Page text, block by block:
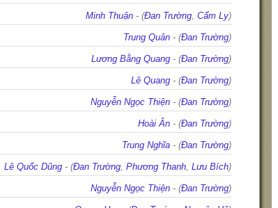
Minh Thuận - (Đan Trường, Cẩm Ly)
Trung Quân - (Đan Trường)
Lương Bằng Quang - (Đan Trường)
Lê Quang - (Đan Trường)
Nguyễn Ngọc Thiện - (Đan Trường)
Hoài Ân - (Đan Trường)
Trung Nghĩa - (Đan Trường)
Lê Quốc Dũng - (Đan Trường, Phương Thanh, Lưu Bích)
Nguyễn Ngọc Thiện - (Đan Trường)